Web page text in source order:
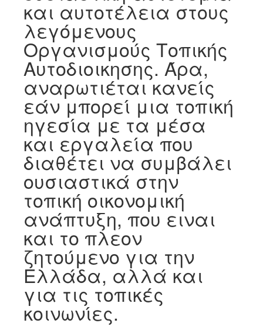
και αυτοτέλεια στους
λεγόμενους
Οργανισμούς Τοπικής
Αυτοδιοικησης. Άρα,
αναρωτιέται κανείς
εάν μπορεί μια τοπική
ηγεσία με τα μέσα
και εργαλεία που
διαθέτει να συμβάλει
ουσιαστικά στην
τοπική οικονομική
ανάπτυξη, που ειναι
και το πλεον
ζητούμενο για την
Ελλάδα, αλλά και
για τις τοπικές
κοινωνίες.